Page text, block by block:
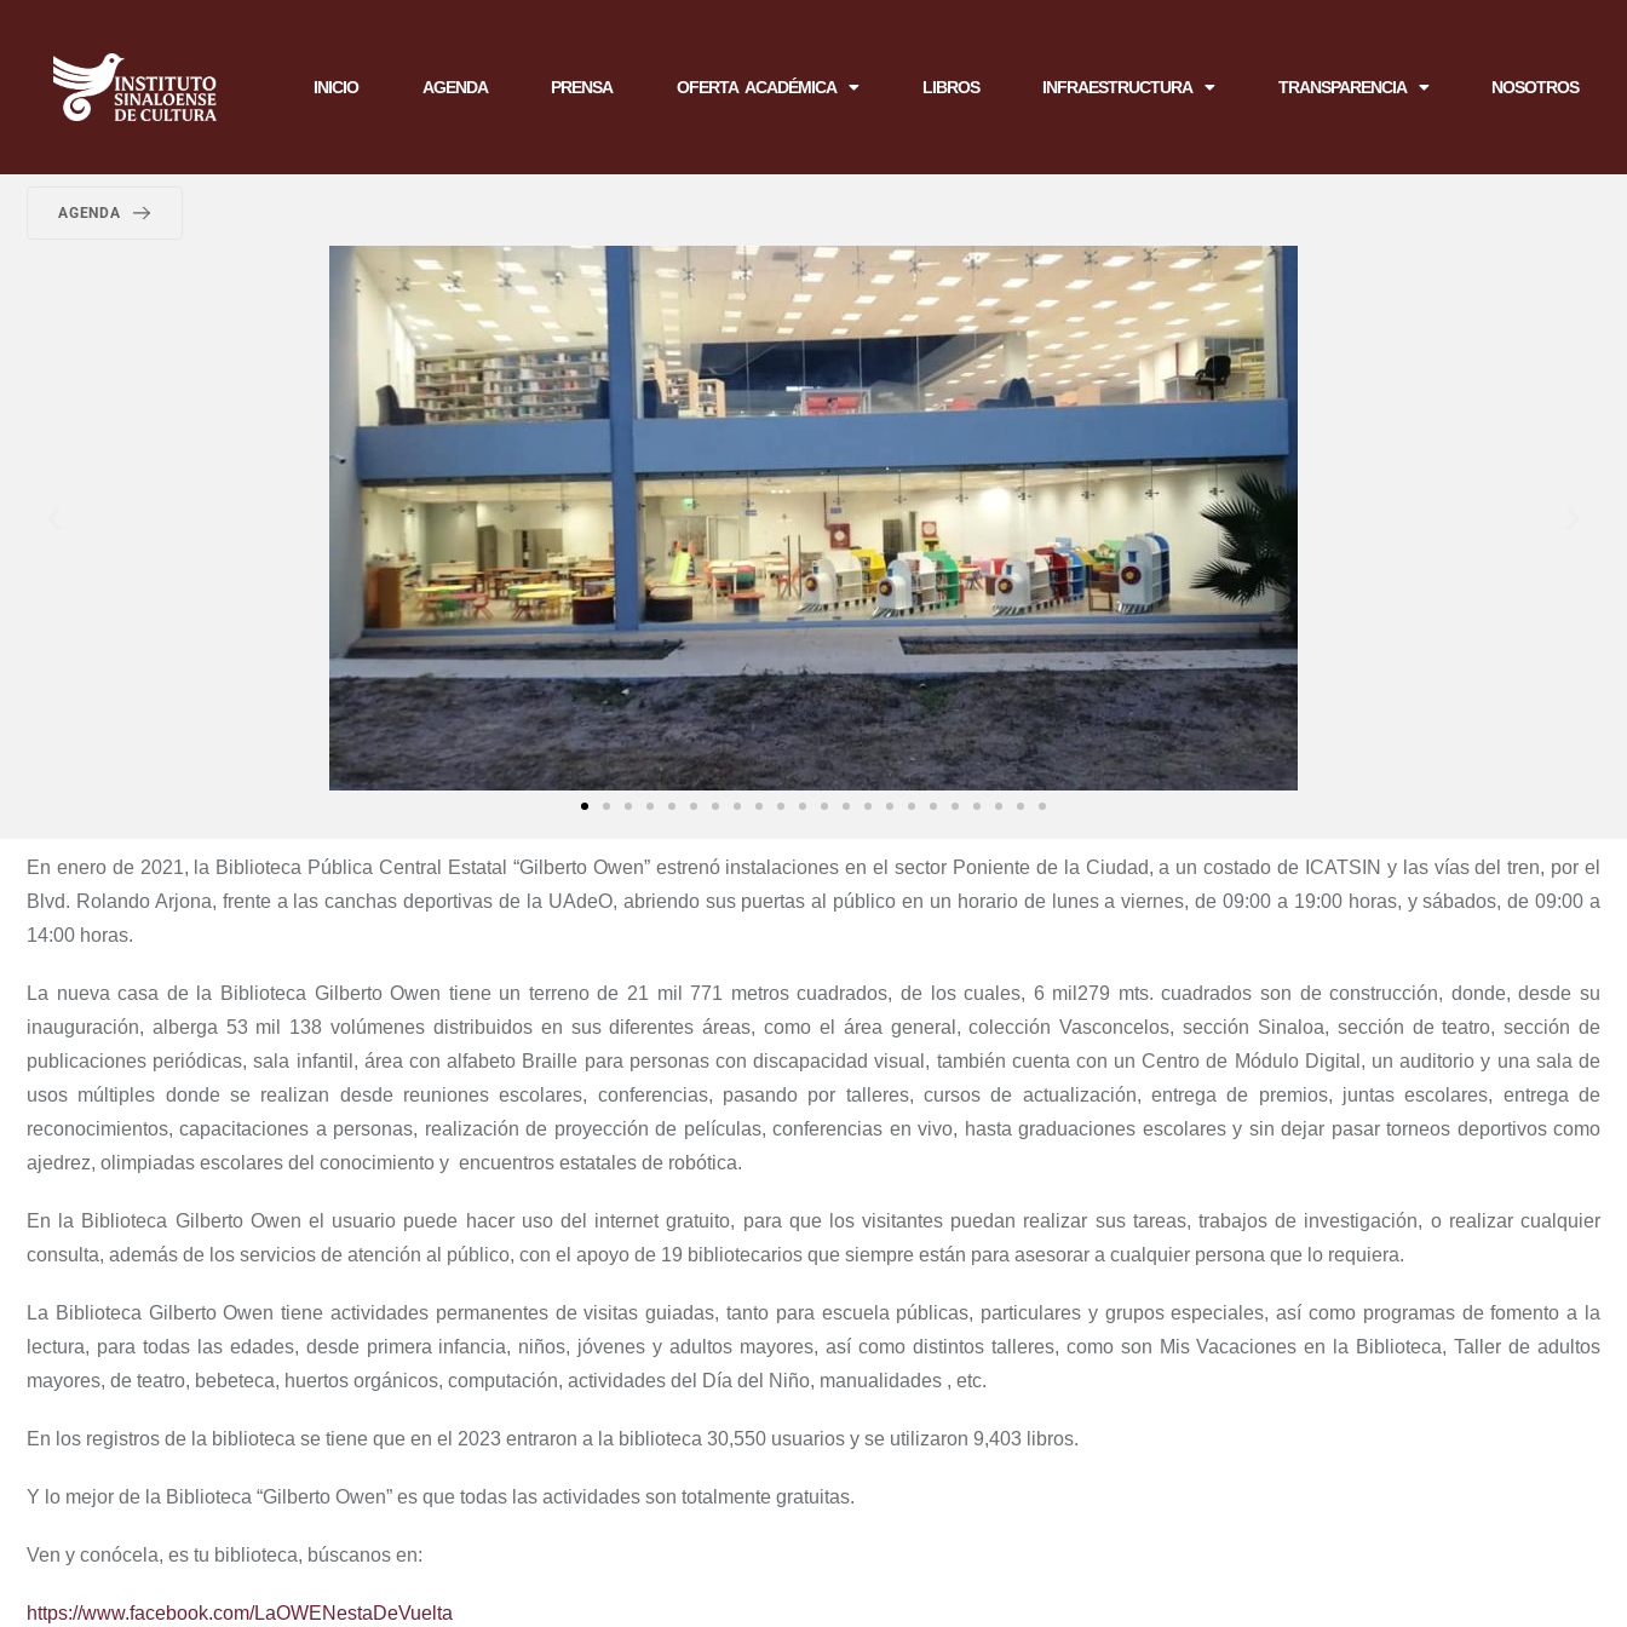
INICIO AGENDA PRENSA OFERTA ACADÉMICA LIBROS INFRAESTRUCTURA TRANSPARENCIA NOSOTROS
AGENDA
En enero de 2021, la Biblioteca Pública Central Estatal “Gilberto Owen” estrenó instalaciones en el sector Poniente de la Ciudad, a un costado de ICATSIN y las vías del tren, por el
Blvd. Rolando Arjona, frente a las canchas deportivas de la UAdeO, abriendo sus puertas al público en un horario de lunes a viernes, de 09:00 a 19:00 horas, y sábados, de 09:00 a
14:00 horas.
La nueva casa de la Biblioteca Gilberto Owen tiene un terreno de 21 mil 771 metros cuadrados, de los cuales, 6 mil279 mts. cuadrados son de construcción, donde, desde su
inauguración, alberga 53 mil 138 volúmenes distribuidos en sus diferentes áreas, como el área general, colección Vasconcelos, sección Sinaloa, sección de teatro, sección de
publicaciones periódicas, sala infantil, área con alfabeto Braille para personas con discapacidad visual, también cuenta con un Centro de Módulo Digital, un auditorio y una sala de
usos múltiples donde se realizan desde reuniones escolares, conferencias, pasando por talleres, cursos de actualización, entrega de premios, juntas escolares, entrega de
reconocimientos, capacitaciones a personas, realización de proyección de películas, conferencias en vivo, hasta graduaciones escolares y sin dejar pasar torneos deportivos como
ajedrez, olimpiadas escolares del conocimiento y encuentros estatales de robótica.
En la Biblioteca Gilberto Owen el usuario puede hacer uso del internet gratuito, para que los visitantes puedan realizar sus tareas, trabajos de investigación, o realizar cualquier
consulta, además de los servicios de atención al público, con el apoyo de 19 bibliotecarios que siempre están para asesorar a cualquier persona que lo requiera.
La Biblioteca Gilberto Owen tiene actividades permanentes de visitas guiadas, tanto para escuela públicas, particulares y grupos especiales, así como programas de fomento a la
lectura, para todas las edades, desde primera infancia, niños, jóvenes y adultos mayores, así como distintos talleres, como son Mis Vacaciones en la Biblioteca, Taller de adultos
mayores, de teatro, bebeteca, huertos orgánicos, computación, actividades del Día del Niño, manualidades , etc.
En los registros de la biblioteca se tiene que en el 2023 entraron a la biblioteca 30,550 usuarios y se utilizaron 9,403 libros.
Y lo mejor de la Biblioteca “Gilberto Owen” es que todas las actividades son totalmente gratuitas.
Ven y conócela, es tu biblioteca, búscanos en:
https://www.facebook.com/LaOWENestaDeVuelta